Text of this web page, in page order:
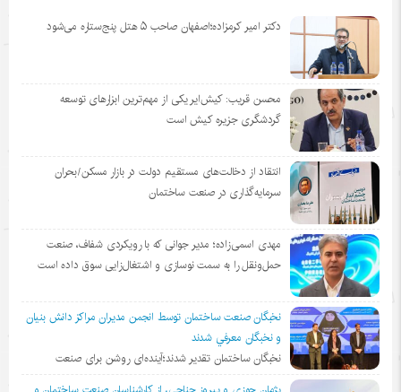
دکتر امیر کرمزاده؛اصفهان صاحب ۵ هتل پنج‌ستاره می‌شود
محسن قریب: کیش‌ایر یکی از مهم‌ترین ابزارهای توسعه
گردشگری جزیره کیش است
انتقاد از دخالت‌های مستقیم دولت در بازار مسکن/بحران
سرمایه‌گذاری در صنعت ساختمان
مهدی اسمی‌زاده؛ مدیر جوانی که با رویکردی شفاف، صنعت
حمل‌ونقل را به سمت نوسازی و اشتغال‌زایی سوق داده است
نخبگان صنعت ساختمان توسط انجمن مديران مراكز دانش بنيان
و نخبگان معرفي شدند
نخبگان ساختمان تقدیر شدند؛آینده‌ای روشن برای صنعت